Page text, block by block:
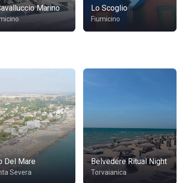
Marino Lo Scoglio
Fiumicino
Del Mare
Severa
Belvedere Ritual Night
Torvaianica